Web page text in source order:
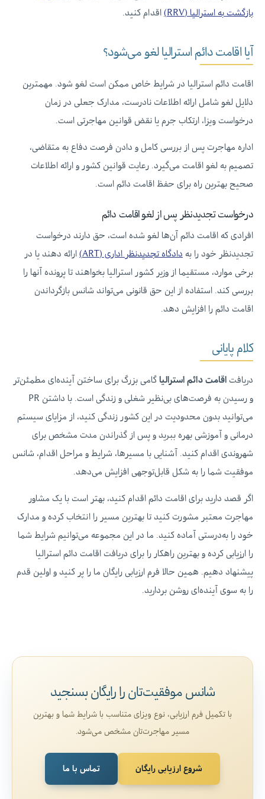
بازگشت به استرالیا (RRV)
اقدام کنید.
آیا اقامت دائم استرالیا لغو می‌شود؟
اقامت دائم استرالیا در شرایط خاص ممکن است لغو شود. مهمترین
دلایل لغو شامل ارائه اطلاعات نادرست، مدارک جعلی در زمان
درخواست ویزا، ارتکاب جرم یا نقض قوانین مهاجرتی است.
اداره مهاجرت پس از بررسی کامل و دادن فرصت دفاع به متقاضی،
تصمیم به لغو اقامت می‌گیرد. رعایت قوانین کشور و ارائه اطلاعات
صحیح بهترین راه برای حفظ اقامت دائم است.
درخواست تجدیدنظر پس از لغو اقامت دائم
افرادی که اقامت دائم آن‌ها لغو شده است، حق دارند درخواست
تجدیدنظر خود را به دادگاه تجدیدنظر اداری (ART)
ارائه دهند یا در
برخی موارد، مستقیما از وزیر کشور استرالیا بخواهند تا پرونده آنها را
بررسی کند. استفاده از این حق قانونی می‌تواند شانس بازگرداندن
اقامت دائم را افزایش دهد.
کلام پایانی
دریافت اقامت دائم استرالیا گامی بزرگ برای ساختن آینده‌ای مطمئن‌تر
و رسیدن به فرصت‌های بی‌نظیر شغلی و زندگی است. با داشتن PR
می‌توانید بدون محدودیت در این کشور زندگی کنید، از مزایای سیستم
درمانی و آموزشی بهره ببرید و پس از گذراندن مدت مشخص برای
شهروندی اقدام کنید. آشنایی با مسیرها، شرایط و مراحل اقدام، شانس
موفقیت شما را به شکل قابل‌توجهی افزایش می‌دهد.
اگر قصد دارید برای اقامت دائم اقدام کنید، بهتر است با یک مشاور
مهاجرت معتبر مشورت کنید تا بهترین مسیر را انتخاب کرده و مدارک
خود را به‌درستی آماده کنید. ما در این مجموعه می‌توانیم شرایط شما
را ارزیابی کرده و بهترین راهکار را برای دریافت اقامت دائم استرالیا
پیشنهاد دهیم. همین حالا فرم ارزیابی رایگان ما را پر کنید و اولین قدم
را به سوی آینده‌ای روشن بردارید.
شانس موفقیت‌تان را رایگان بسنجید
با تکمیل فرم ارزیابی، نوع ویزای متناسب با شرایط شما و بهترین
مسیر مهاجرت‌تان مشخص می‌شود.
شروع ارزیابی رایگان تماس با ما